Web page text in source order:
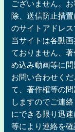
ございません。
除、送信防止措
のサイトアドレ
当サイトは各動
ておりません、
め込み動画等に
お問い合わせく
て、著作権等の
しますのでご連
にできる限り迅
等により連絡を確